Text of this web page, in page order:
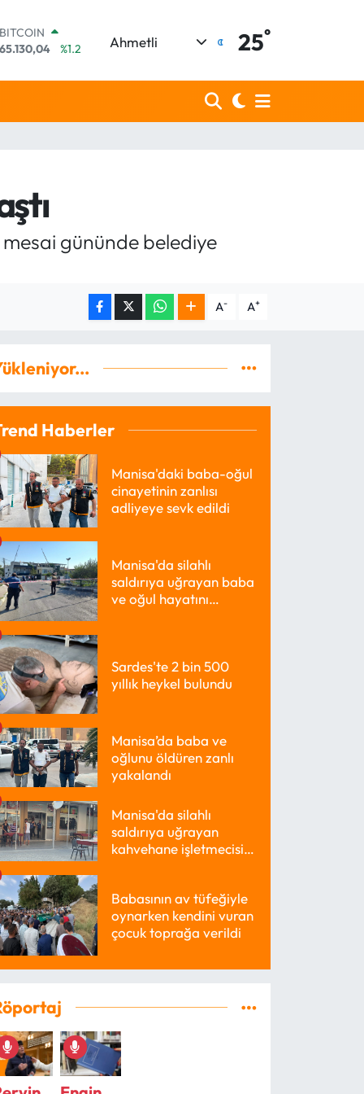
DOLAR
47,7106
%0.17
55,1652
%0.27
BITCOIN
65.130,04
Ahmetli 25°
gününde belediye
A- A+
Haberler
Manisa'daki baba-oğul
cinayetinin zanlısı
adliyeye sevk edildi
Manisa'da silahlı
saldırıya uğrayan baba
ve oğul hayatını
Sardes'te 2 bin 500
yıllık heykel bulundu
Manisa’da baba ve
oğlunu öldüren zanlı
yakalandı
Manisa'da silahlı
saldırıya uğrayan
kahvehane işletmecisi
Babasının av tüfeğiyle
oynarken kendini vuran
çocuk toprağa verildi